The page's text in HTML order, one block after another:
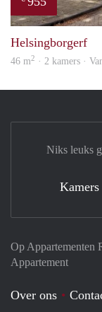
Helsingborgerf
46 m2 · 2 kamers ·
Op Appartementen
Appartement
Over ons
Niks leuks
Kamers